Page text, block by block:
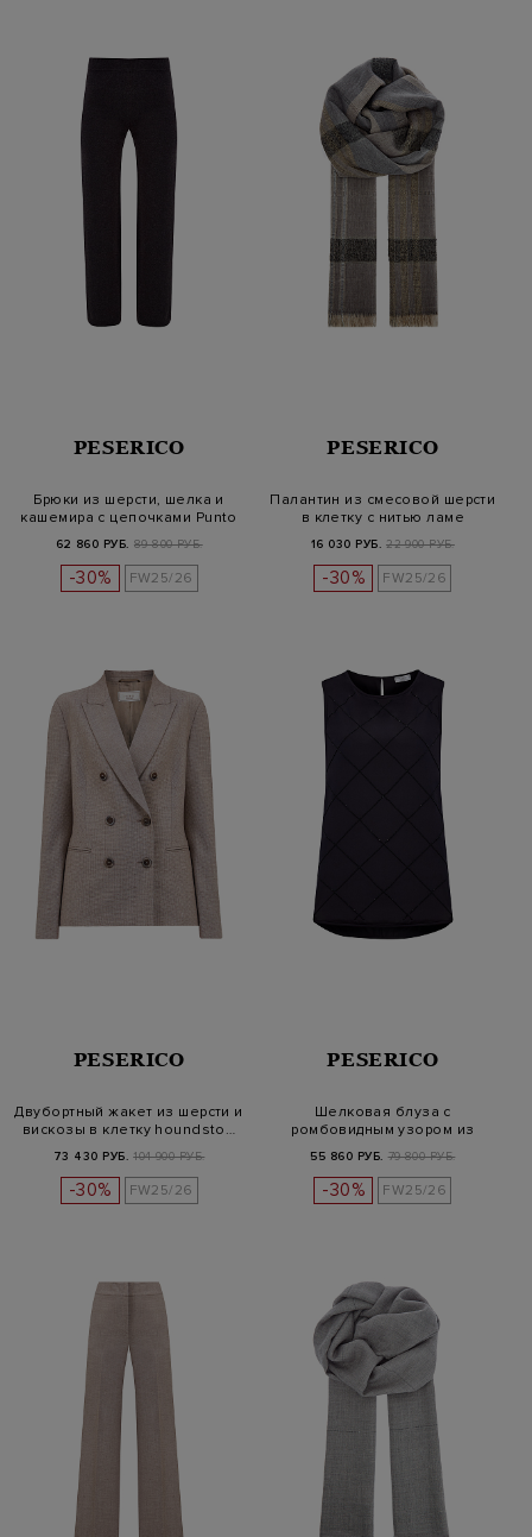
PESERICO
Брюки из шерсти, шелка и
кашемира с цепочками Punto
62 860 РУБ. 89 800 РУБ.
-30% FW25/26
PESERICO
Палантин из смесовой шерсти
в клетку с нитью ламе
16 030 РУБ. 22 900 РУБ.
-30% FW25/26
PESERICO
Двубортный жакет из шерсти и
вискозы в клетку houndsto…
73 430 РУБ. 104 900 РУБ.
-30% FW25/26
PESERICO
Шелковая блуза с
ромбовидным узором из
55 860 РУБ. 79 800 РУБ.
-30% FW25/26